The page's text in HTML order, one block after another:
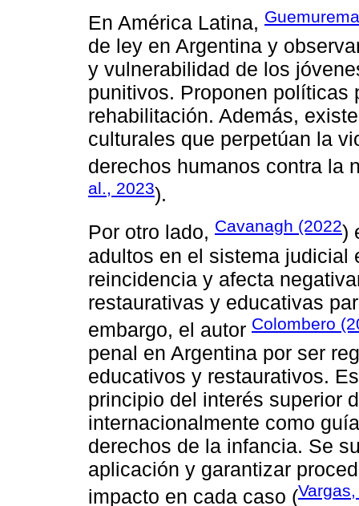
En América Latina,
de ley en Argentina y
y vulnerabilidad de los
punitivos. Proponen políticas
rehabilitación. Además,
culturales que perpetúan la
derechos humanos contra la
al., 2023).
Por otro lado, Cavanagh (2022)
adultos en el sistema judicial
reincidencia y afecta
restaurativas y educativas
embargo, el autor Colombero
penal en Argentina por ser
educativos y restaurativos.
principio del interés superior
internacionalmente como
derechos de la infancia. Se
aplicación y garantizar
impacto en cada caso (